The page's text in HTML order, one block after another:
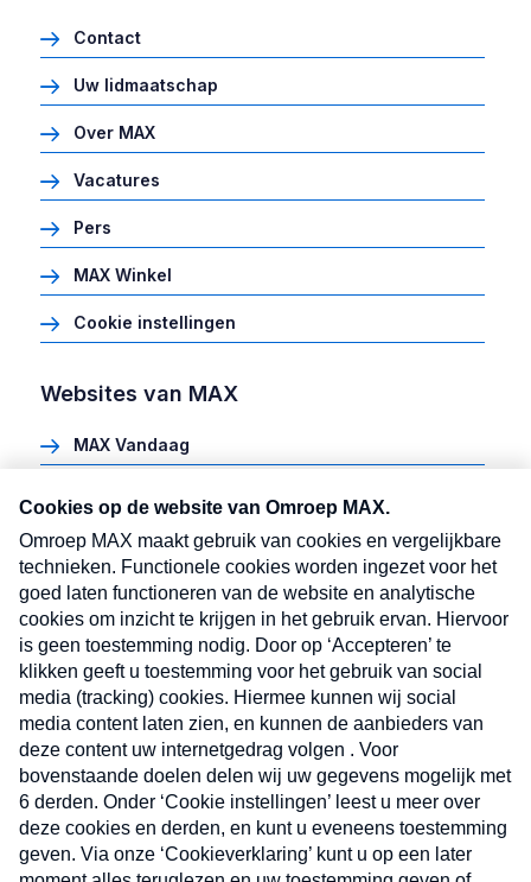
Contact
Uw lidmaatschap
Over MAX
Vacatures
Pers
MAX Winkel
Cookie instellingen
Websites van MAX
MAX Vandaag
Meldpunt Actueel
MAX vakantieman
MAX Meeting Point
MAX Maakt Mogelijk
Cookie instellingen
DisclaimerAlgemene voorwaarden
Volg ons
Volg
ons
op
Volg
ons
op
Volg
ons
op
Volg